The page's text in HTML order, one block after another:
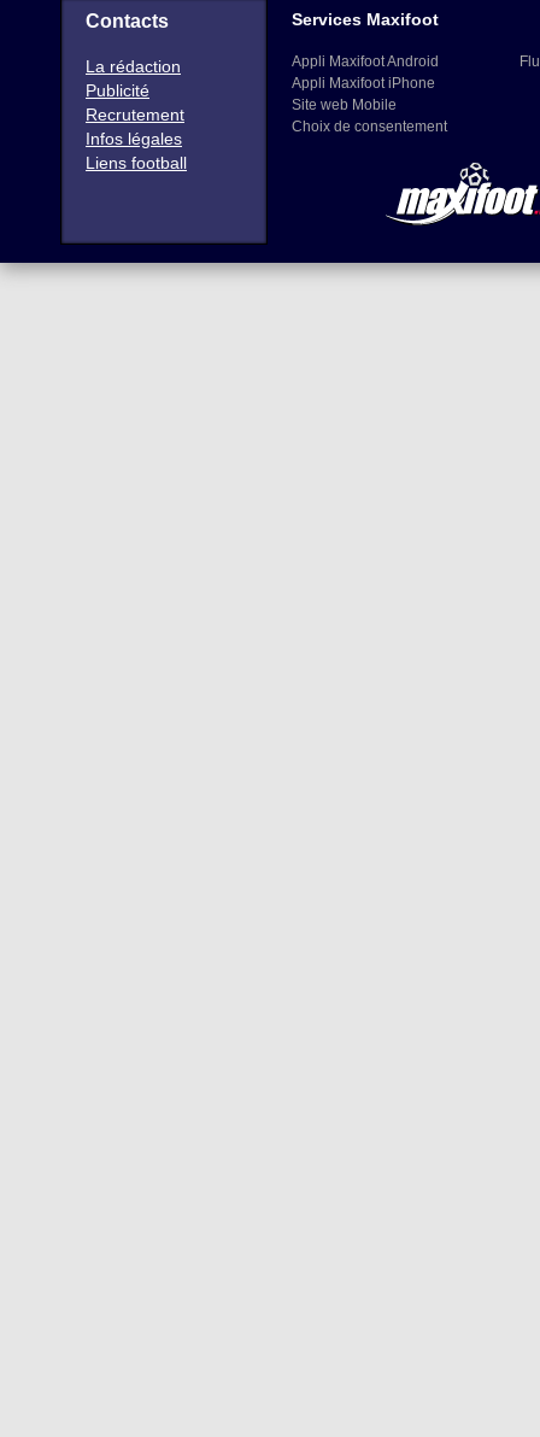
Contacts
La rédaction
Publicité
Recrutement
Infos légales
Liens football
Services Maxifoot
Appli Maxifoot Android
Appli Maxifoot iPhone
Site web Mobile
Choix de consentement